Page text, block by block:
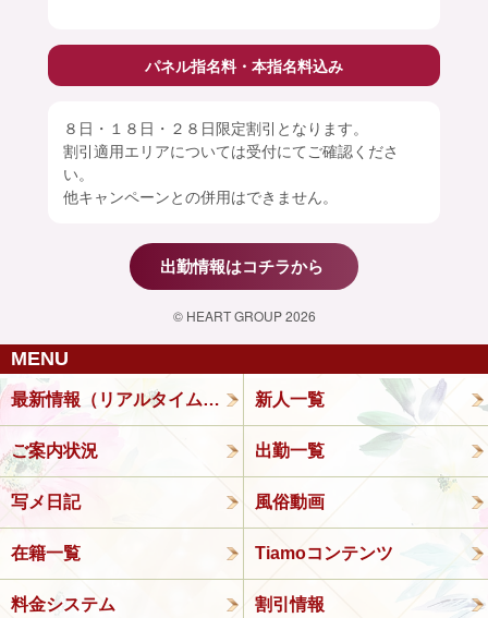
パネル指名料・本指名料込み
８日・１８日・２８日限定割引となります。
割引適用エリアについては受付にてご確認くださ
い。
他キャンペーンとの併用はできません。
出勤情報はコチラから
© HEART GROUP 2026
MENU
最新情報（リアルタイム速報） 新人一覧
ご案内状況 出勤一覧
写メ日記 風俗動画
在籍一覧 Tiamoコンテンツ
料金システム 割引情報